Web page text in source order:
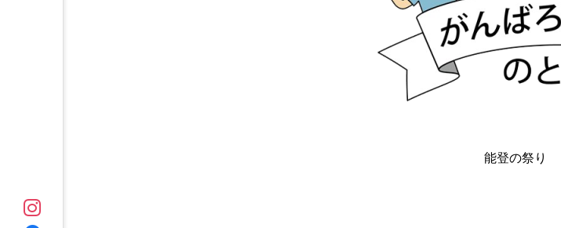
能登の祭り